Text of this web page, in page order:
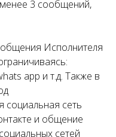
3 сообщений,
Исполнителя
app и т.д. Также в
социальная сеть
и общение
сетей